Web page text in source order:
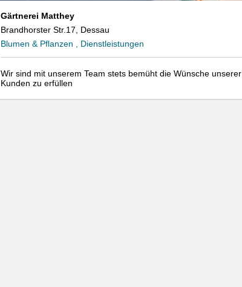
Gärtnerei Matthey
Brandhorster Str.17, Dessau
Blumen & Pflanzen , Dienstleistungen
Wir sind mit unserem Team stets bemüht die Wünsche unserer
Kunden zu erfüllen